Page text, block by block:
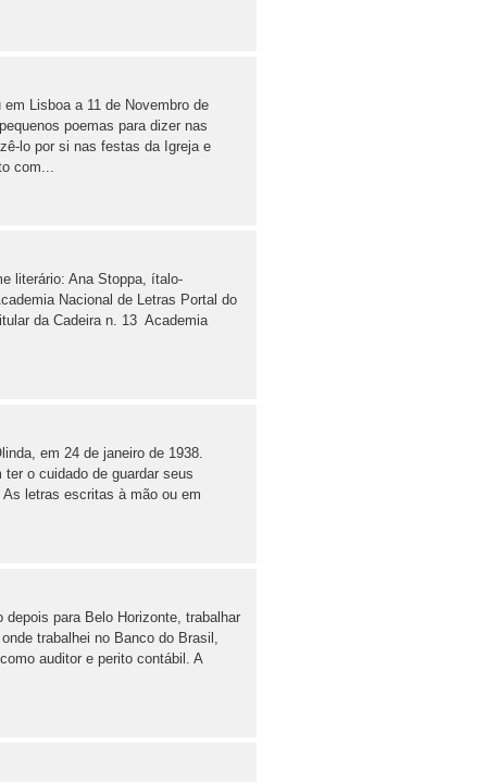
Lisboa a 11 de Novembro de
poemas para dizer nas
lo por si nas festas da Igreja e
com...
literário: Ana Stoppa, ítalo-
Nacional de Letras Portal do
da Cadeira n. 13 Academia
em 24 de janeiro de 1938.
o cuidado de guardar seus
letras escritas à mão ou em
para Belo Horizonte, trabalhar
trabalhei no Banco do Brasil,
auditor e perito contábil. A